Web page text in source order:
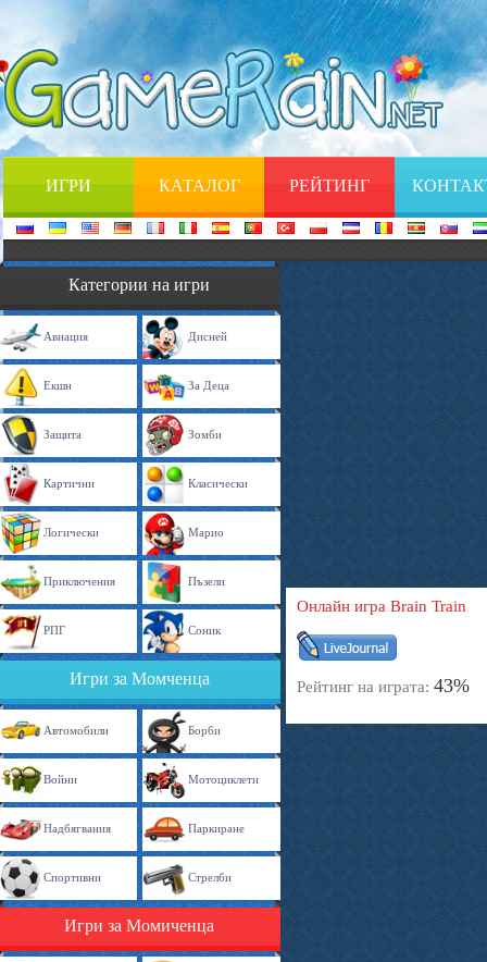
ИГРИ КАТАЛОГ РЕЙТИНГ
Категории на игри
Авиация Дисней
Екшн За Деца
Защита Зомби
Картични Класически
Логически Марио
Приключения Пъзели
РПГ Соник
Игри за Момченца
Автомобили Борби
Войни Мотоциклети
Надбягвания Паркиране
Спортивни Стрелби
Игри за Момиченца
Онлайн игра Brain Train
Рейтинг на играта: 43%